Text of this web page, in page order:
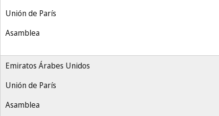
Unión de París
Asamblea
Emiratos Árabes Unidos
Unión de París
Asamblea